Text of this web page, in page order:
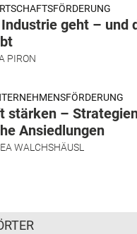
geht – und
PIRON
stärken –
Ansiedlungen
WALCHSHÄUSL